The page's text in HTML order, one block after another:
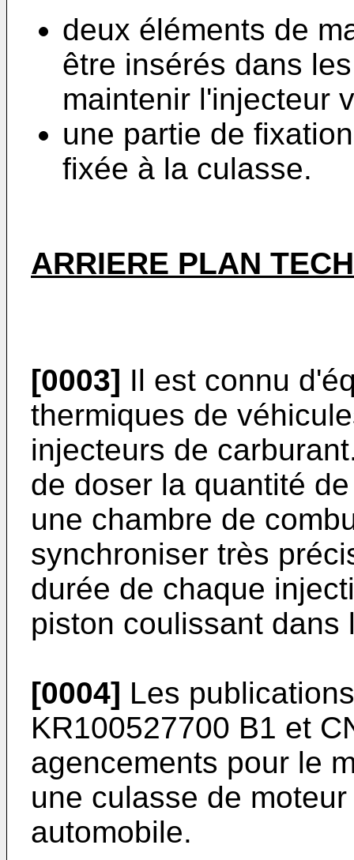
deux éléments de
être insérés dans
maintenir l'injecteur
une partie de
fixée à la culasse.
ARRIERE PLAN
[0003] Il est connu
thermiques de
injecteurs de
de doser la quantité
une chambre de
synchroniser très
durée de chaque
piston coulissant dans
[0004] Les
KR100527700 B1 et
agencements pour le
une culasse de
automobile.